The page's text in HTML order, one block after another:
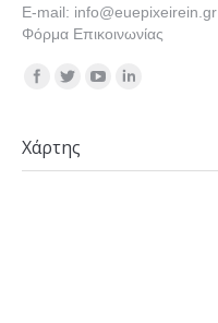
E-mail: info@euepixeirein.gr
Φόρμα Επικοινωνίας
Find us on:
Χάρτης